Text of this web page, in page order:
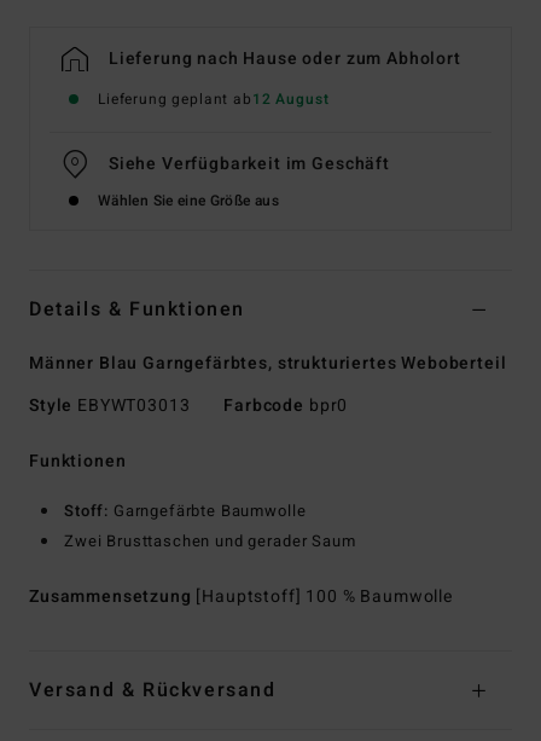
Lieferung nach Hause oder zum Abholort
Lieferung geplant ab12 August
Siehe Verfügbarkeit im Geschäft
Wählen Sie eine Größe aus
Details & Funktionen
Männer Blau Garngefärbtes, strukturiertes Weboberteil
Style EBYWT03013 Farbcode bpr0
Funktionen
Stoff: Garngefärbte Baumwolle
Zwei Brusttaschen und gerader Saum
Zusammensetzung [Hauptstoff] 100 % Baumwolle
Versand & Rückversand